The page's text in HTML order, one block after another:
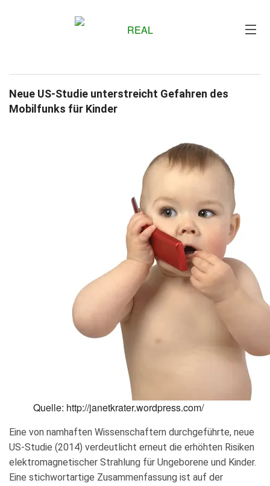
Neue US-Studie unterstreicht Gefahren des
Mobilfunks für Kinder
Quelle: http://janetkrater.wordpress.com/
Eine von namhaften Wissenschaftern durchgeführte, neue
US-Studie (2014) verdeutlicht erneut die erhöhten Risiken
elektromagnetischer Strahlung für Ungeborene und Kinder.
Eine stichwortartige Zusammenfassung ist auf der